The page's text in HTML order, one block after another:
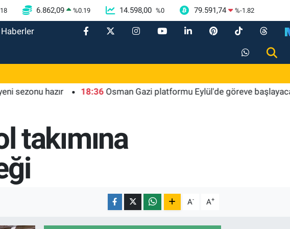
6.862,09 %0.19 14.598,00 %0 79.591,74 %-1.82
hazır 18:36 Osman Gazi platformu Eylül'de göreve başlayacak...
takımına
A- A+